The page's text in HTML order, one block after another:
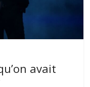
avait